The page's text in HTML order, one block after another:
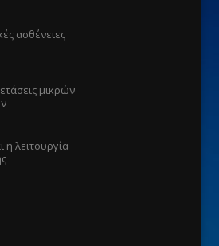
ασθένειες
μικρών
η λειτουργία